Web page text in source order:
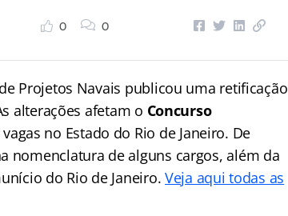
0 0
Projetos Navais publicou uma retificação
alterações afetam o Concurso
no Estado do Rio de Janeiro. De
nomenclatura de alguns cargos, além da
do Rio de Janeiro. Veja aqui todas as